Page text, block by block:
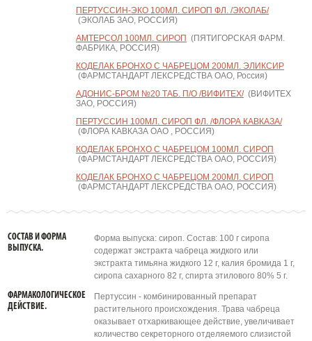
ПЕРТУССИН-ЭКО 100МЛ. СИРОП ФЛ. /ЭКОЛАБ/
(ЭКОЛАБ ЗАО, РОССИЯ)
АМТЕРСОЛ 100МЛ. СИРОП (ПЯТИГОРСКАЯ ФАРМ.
ФАБРИКА, РОССИЯ)
КОДЕЛАК БРОНХО С ЧАБРЕЦОМ 200МЛ. ЭЛИКСИР
(ФАРМСТАНДАРТ ЛЕКСРЕДСТВА ОАО, Россия)
АДОНИС-БРОМ №20 ТАБ. П/О /ВИФИТЕХ/(ВИФИТЕХ
ЗАО, РОССИЯ)
ПЕРТУССИН 100МЛ. СИРОП ФЛ. /ФЛОРА КАВКАЗА/
(ФЛОРА КАВКАЗА ОАО , РОССИЯ)
КОДЕЛАК БРОНХО С ЧАБРЕЦОМ 100МЛ. СИРОП
(ФАРМСТАНДАРТ ЛЕКСРЕДСТВА ОАО, РОССИЯ)
КОДЕЛАК БРОНХО С ЧАБРЕЦОМ 200МЛ. СИРОП
(ФАРМСТАНДАРТ ЛЕКСРЕДСТВА ОАО, РОССИЯ)
СОСТАВ И ФОРМА
ВЫПУСКА.
Форма выпуска: сироп. Состав: 100 г сиропа
содержат экстракта чабреца жидкого или
экстракта тимьяна жидкого 12 г, калия бромида 1 г,
сиропа сахарного 82 г, спирта этилового 80% 5 г.
ФАРМАКОЛОГИЧЕСКОЕ
ДЕЙСТВИЕ.
Пертуссин - комбинированный препарат
растительного происхождения. Трава чабреца
оказывает отхаркивающее действие, увеличивает
количество секреторного отделяемого слизистой